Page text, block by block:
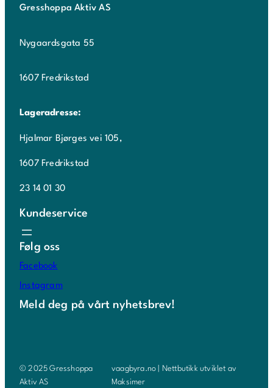
Gresshoppa Aktiv AS
Nygaardsgata 55
1607 Fredrikstad
Lageradresse:
Hjalmar Bjørges vei 105,
1607 Fredrikstad
23 14 01 30
Kundeservice
Følg oss
Facebook
Instagram
Meld deg på vårt nyhetsbrev!
© 2025 Gresshoppa
Aktiv AS
vaagbyra.no | Nettbutikk utviklet av
Maksimer